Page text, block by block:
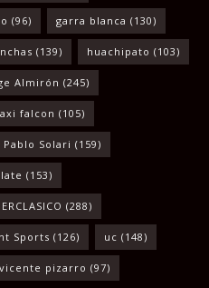
(96) garra blanca (130)
(139) huachipato (103)
Almirón (245)
falcon (105)
Pablo Solari (159)
(153)
(288)
Sports (126) uc (148)
vicente pizarro (97)